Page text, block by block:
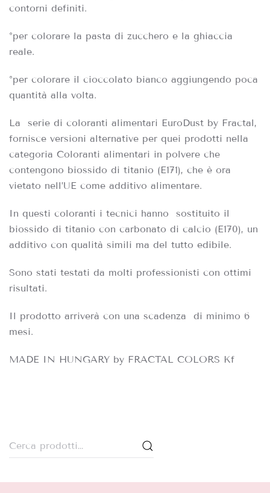
contorni definiti.
°per colorare la pasta di zucchero e la ghiaccia
reale.
°per colorare il cioccolato bianco aggiungendo poca
quantità alla volta.
La
serie di coloranti alimentari EuroDust by Fractal,
fornisce versioni alternative per quei prodotti nella
categoria Coloranti alimentari in polvere che
contengono biossido di titanio (E171), che è ora
vietato nell’UE come additivo alimentare.
In questi coloranti i tecnici hanno
sostituito il
biossido di titanio con carbonato di calcio (E170), un
additivo con qualità simili ma del tutto edibile.
Sono stati testati da molti professionisti con ottimi
risultati.
Il prodotto arriverà con una scadenza di minimo 6
mesi.
MADE IN HUNGARY by FRACTAL COLORS Kf
Cerca: